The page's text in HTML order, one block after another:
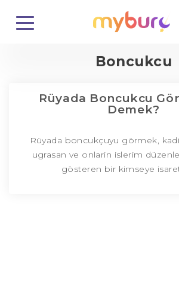
Boncukcu
Rüyada Boncukcu
Demek?
Rüyada boncukçuyu görmek,
ugrasan ve onlarin islerim
gösteren bir kimseye